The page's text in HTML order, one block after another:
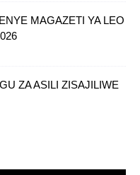
MAGAZETI YA LEO
ZA ASILI ZISAJILIWE